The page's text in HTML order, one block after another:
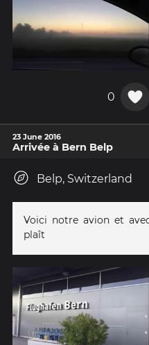
0
23 June 2016
Arrivée à Bern Belp
Belp, Switzerland
Voici notre avion et
plaît